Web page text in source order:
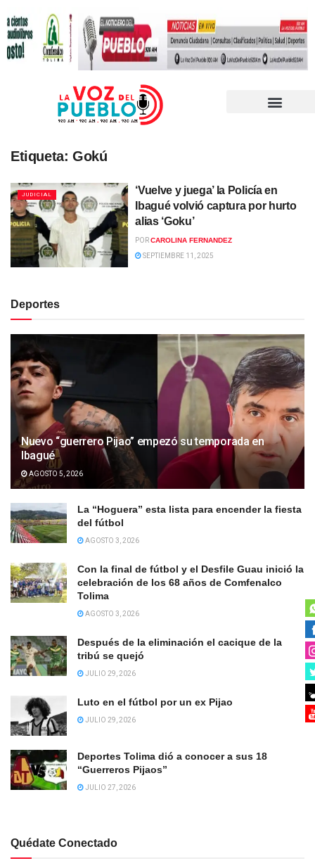
Etiqueta: Gokú
JUDICIAL
‘Vuelve y juega’ la Policía en
Ibagué volvió captura por hurto
alias ‘Goku’
PORCAROLINA FERNANDEZ
SEPTIEMBRE 11, 2025
Deportes
Nuevo “guerrero Pijao” empezó su temporada en
Ibagué
AGOSTO 5, 2026
La “Hoguera” esta lista para encender la fiesta
del fútbol
AGOSTO 3, 2026
Con la final de fútbol y el Desfile Guau inició la
celebración de los 68 años de Comfenalco
Tolima
AGOSTO 3, 2026
Después de la eliminación el cacique de la
tribú se quejó
JULIO 29, 2026
Luto en el fútbol por un ex Pijao
JULIO 29, 2026
Deportes Tolima dió a conocer a sus 18
“Guerreros Pijaos”
JULIO 27, 2026
Quédate Conectado